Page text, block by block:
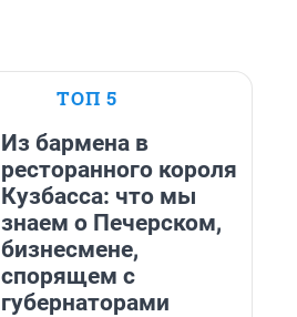
ТОП 5
Из бармена в
ресторанного короля
Кузбасса: что мы
знаем о Печерском,
бизнесмене,
спорящем с
губернаторами